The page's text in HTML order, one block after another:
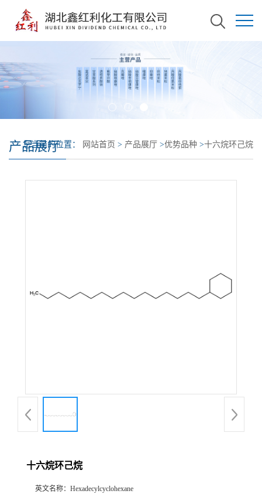
产品展厅
您当前的位置： 网站首页 > 产品展厅 >优势品种 >十六烷环己烷
十六烷环己烷
英文名称： Hexadecylcyclohexane